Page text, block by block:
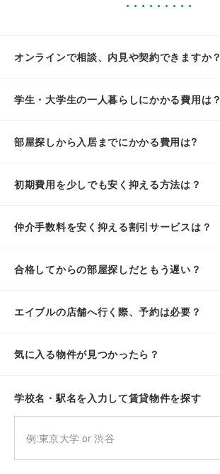
オンラインで相談、内見や契約できますか？
学生・大学生の一人暮らしにかかる費用は？
部屋探しから入居までにかかる費用は?
初期費用を少しでも安く抑える方法は？
仲介手数料を安く抑える割引サービスは？
合格してからの部屋探しだともう遅い？
エイブルの店舗へ行く際、予約は必要？
気に入る物件が見つかったら？
学校名・駅名を入力して賃貸物件を探す